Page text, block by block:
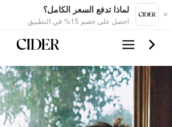
لماذا تدفع السعر الكامل؟
احصل على خصم 15% في التطبيق